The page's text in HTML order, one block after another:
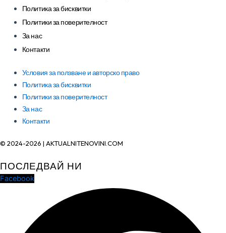
Политика за бисквитки
Политики за поверителност
За нас
Контакти
Условия за ползване и авторско право
Политика за бисквитки
Политики за поверителност
За нас
Контакти
© 2024-2026 | AKTUALNITENOVINI.COM
ПОСЛЕДВАЙ НИ
Facebook